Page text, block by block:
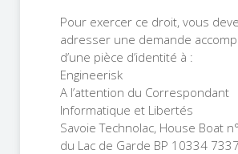
Pour exercer ce droit, vous
adresser une demande
d’une pièce d’identité à :
Engineerisk
A l’attention du Correspondant
Informatique et Libertés
Savoie Technolac, House Boat
du Lac de Garde BP 10334